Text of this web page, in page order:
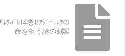
ﾀﾊﾞﾚ(4巻)!ｱｼﾞｪｰﾚｱの
命を狙う謎の刺客